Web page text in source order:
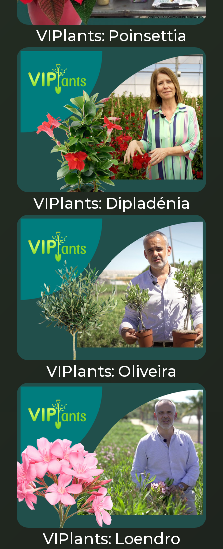
VIPlants: Poinsettia
VIPlants: Dipladénia
VIPlants: Oliveira
VIPlants: Loendro